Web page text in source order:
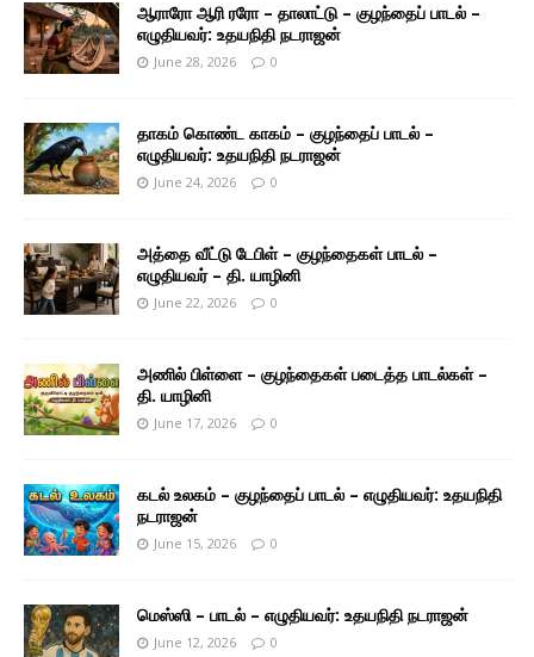
ஆராரோ ஆரி ரரோ – தாலாட்டு – குழந்தைப் பாடல் –
எழுதியவர்: உதயநிதி நடராஜன்
June 28, 2026 0
தாகம் கொண்ட காகம் – குழந்தைப் பாடல் –
எழுதியவர்: உதயநிதி நடராஜன்
June 24, 2026 0
அத்தை வீட்டு டேபிள் – குழந்தைகள் பாடல் –
எழுதியவர் – தி. யாழினி
June 22, 2026 0
அணில் பிள்ளை – குழந்தைகள் படைத்த பாடல்கள் –
தி. யாழினி
June 17, 2026 0
கடல் உலகம் – குழந்தைப் பாடல் – எழுதியவர்: உதயநிதி
நடராஜன்
June 15, 2026 0
மெஸ்ஸி – பாடல் – எழுதியவர்: உதயநிதி நடராஜன்
June 12, 2026 0